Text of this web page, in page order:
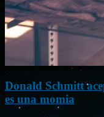
Donald Schmitt
es una momia